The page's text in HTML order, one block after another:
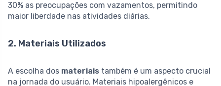
30% as preocupações com vazamentos, permitindo
maior liberdade nas atividades diárias.
2. Materiais Utilizados
A escolha dos materiais também é um aspecto crucial
na jornada do usuário. Materiais hipoalergênicos e